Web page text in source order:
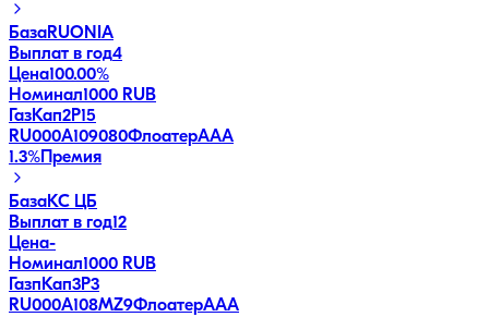
БазаRUONIA
Выплат в год4
Цена100.00%
Номинал1000 RUB
ГазКап2P15
RU000A109080ФлоатерAAA
1.3%Премия
БазаКС ЦБ
Выплат в год12
Цена-
Номинал1000 RUB
ГазпКап3P3
RU000A108MZ9ФлоатерAAA